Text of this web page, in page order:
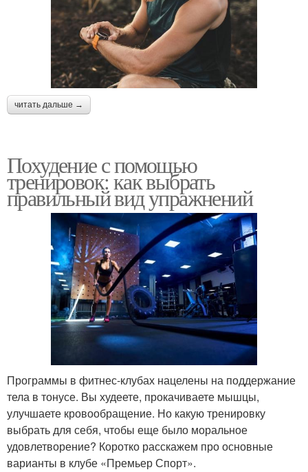
читать дальше →
Похудение с помощью
тренировок: как выбрать
правильный вид упражнений
Программы в фитнес-клубах нацелены на поддержание
тела в тонусе. Вы худеете, прокачиваете мышцы,
улучшаете кровообращение. Но какую тренировку
выбрать для себя, чтобы еще было моральное
удовлетворение? Коротко расскажем про основные
варианты в клубе «Премьер Спорт».